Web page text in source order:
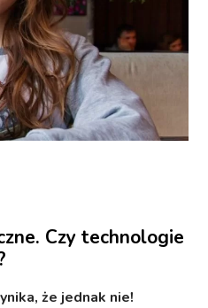
Czy technologie
że jednak nie!